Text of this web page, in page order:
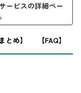
ービスの詳細ペー
とめ】 【FAQ】